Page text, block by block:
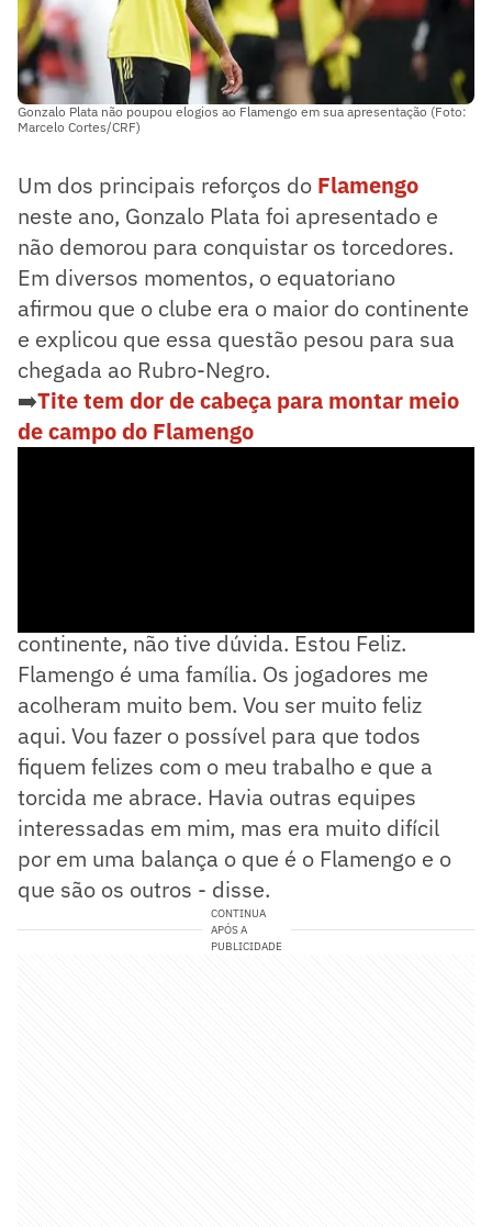
Gonzalo Plata não poupou elogios ao Flamengo em sua apresentação (Foto:
Marcelo Cortes/CRF)
Um dos principais reforços do Flamengo
neste ano, Gonzalo Plata foi apresentado e
não demorou para conquistar os torcedores.
Em diversos momentos, o equatoriano
afirmou que o clube era o maior do continente
e explicou que essa questão pesou para sua
chegada ao Rubro-Negro.
➡️Tite tem dor de cabeça para montar meio
de campo do Flamengo
continente, não tive dúvida. Estou Feliz.
Flamengo é uma família. Os jogadores me
acolheram muito bem. Vou ser muito feliz
aqui. Vou fazer o possível para que todos
fiquem felizes com o meu trabalho e que a
torcida me abrace. Havia outras equipes
interessadas em mim, mas era muito difícil
por em uma balança o que é o Flamengo e o
que são os outros - disse.
CONTINUA
APÓS A
PUBLICIDADE